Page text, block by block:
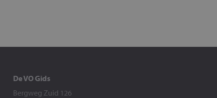
De VO Gids
Bergweg Zuid 126